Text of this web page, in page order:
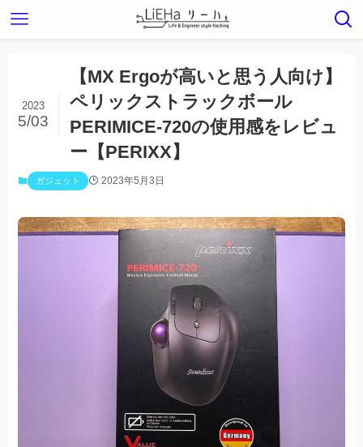
【MX Ergoが高いと思う人向け】
ペリックストラックボール
PERIMICE-720の使用感をレビュ
ー【PERIXX】
2023
5/03
ガジェット 2023年5月3日